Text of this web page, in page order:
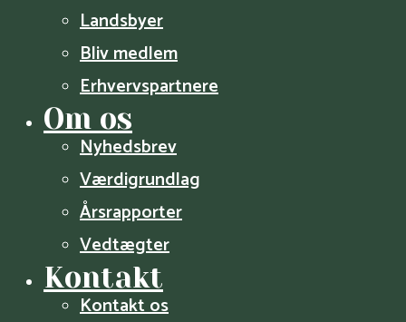
Landsbyer
Bliv medlem
Erhvervspartnere
Om os
Nyhedsbrev
Værdigrundlag
Årsrapporter
Vedtægter
Kontakt
Kontakt os